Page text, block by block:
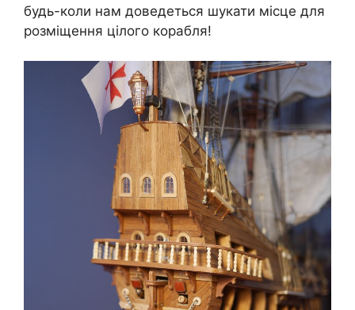
будь-коли нам доведеться шукати місце для
розміщення цілого корабля!